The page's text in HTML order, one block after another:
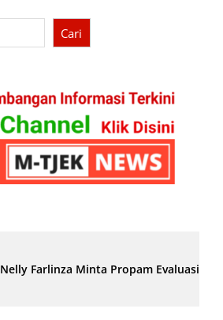
Cari
Nelly Farlinza Minta Propam Evaluasi